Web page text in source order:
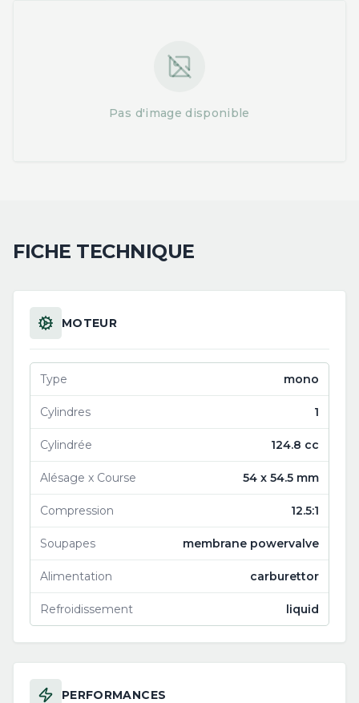
Pas d'image disponible
FICHE TECHNIQUE
MOTEUR
Type mono
Cylindres 1
Cylindrée 124.8 cc
Alésage x Course 54 x 54.5 mm
Compression 12.5:1
Soupapes membrane powervalve
Alimentation carburettor
Refroidissement liquid
PERFORMANCES